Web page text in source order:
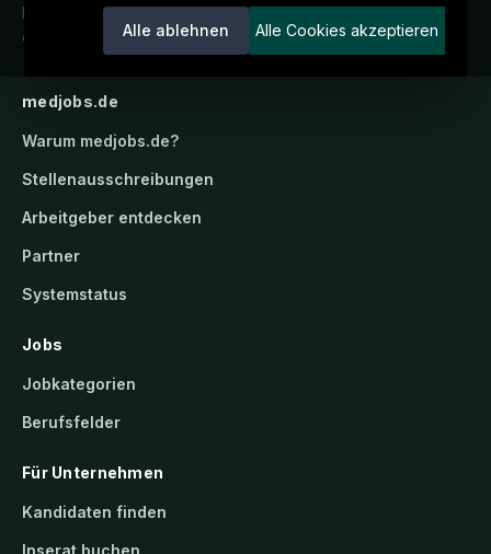
Alle ablehnen Alle Cookies akzeptieren
Karriereportal.Ein Service der
candidatis GmbH.
medjobs.de
Warum medjobs.de?
Stellenausschreibungen
Arbeitgeber entdecken
Partner
Systemstatus
Jobs
Jobkategorien
Berufsfelder
Für Unternehmen
Kandidaten finden
Inserat buchen